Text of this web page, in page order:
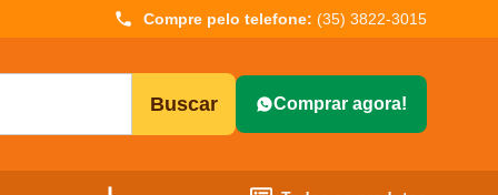
Compre pelo telefone: (35) 3822-3015
Buscar Comprar agora!